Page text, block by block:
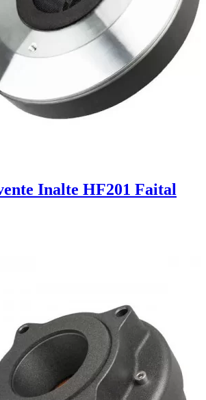
Inalte HF201 Faital